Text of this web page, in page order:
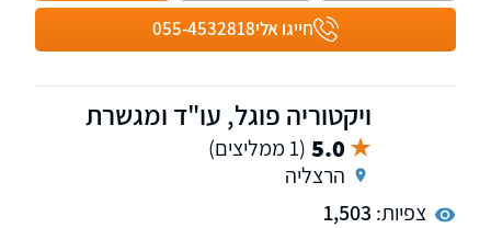
חייגו אלי055-4532818
ויקטוריה פוגל, עו"ד ומגשרת
5.0 (1 ממליצים)
הרצליה
צפיות: 1,503